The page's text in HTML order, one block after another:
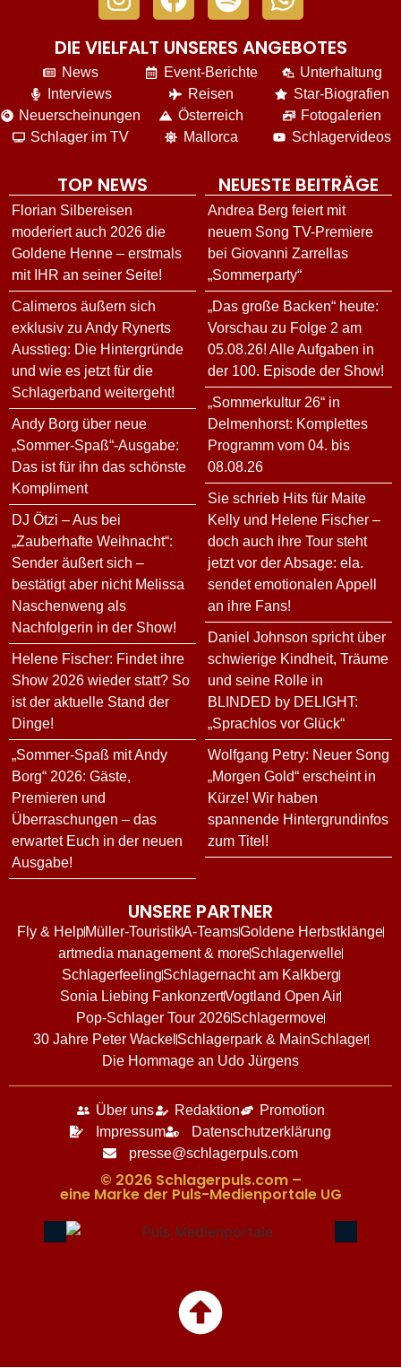
DIE VIELFALT UNSERES ANGEBOTES
News
Interviews
Neuerscheinungen
Schlager im TV
Event-Berichte
Reisen
Österreich
Mallorca
Unterhaltung
Star-Biografien
Fotogalerien
Schlagervideos
TOP NEWS
Florian Silbereisen
moderiert auch 2026 die
Goldene Henne – erstmals
mit IHR an seiner Seite!
Calimeros äußern sich
exklusiv zu Andy Rynerts
Ausstieg: Die Hintergründe
und wie es jetzt für die
Schlagerband weitergeht!
Andy Borg über neue
„Sommer-Spaß“-Ausgabe:
Das ist für ihn das schönste
Kompliment
DJ Ötzi – Aus bei
„Zauberhafte Weihnacht“:
Sender äußert sich –
bestätigt aber nicht Melissa
Naschenweng als
Nachfolgerin in der Show!
Helene Fischer: Findet ihre
Show 2026 wieder statt? So
ist der aktuelle Stand der
Dinge!
„Sommer-Spaß mit Andy
Borg“ 2026: Gäste,
Premieren und
Überraschungen – das
erwartet Euch in der neuen
Ausgabe!
NEUESTE BEITRÄGE
Andrea Berg feiert mit
neuem Song TV-Premiere
bei Giovanni Zarrellas
„Sommerparty“
„Das große Backen“ heute:
Vorschau zu Folge 2 am
05.08.26! Alle Aufgaben in
der 100. Episode der Show!
„Sommerkultur 26“ in
Delmenhorst: Komplettes
Programm vom 04. bis
08.08.26
Sie schrieb Hits für Maite
Kelly und Helene Fischer –
doch auch ihre Tour steht
jetzt vor der Absage: ela.
sendet emotionalen Appell
an ihre Fans!
Daniel Johnson spricht über
schwierige Kindheit, Träume
und seine Rolle in
BLINDED by DELIGHT:
„Sprachlos vor Glück“
Wolfgang Petry: Neuer Song
„Morgen Gold“ erscheint in
Kürze! Wir haben
spannende Hintergrundinfos
zum Titel!
UNSERE PARTNER
Fly & HelpMüller-TouristikA-TeamsGoldene Herbstklänge
artmedia management & moreSchlagerwelle
SchlagerfeelingSchlagernacht am Kalkberg
Sonia Liebing FankonzertVogtland Open Air
Pop-Schlager Tour 2026Schlagermove
30 Jahre Peter Wackel Schlagerpark & MainSchlager
Die Hommage an Udo Jürgens
Über uns Redaktion
Promotion
Impressum
Datenschutzerklärung
presse@schlagerpuls.com
© 2026 Schlagerpuls.com –
eine Marke der Puls-Medienportale UG​